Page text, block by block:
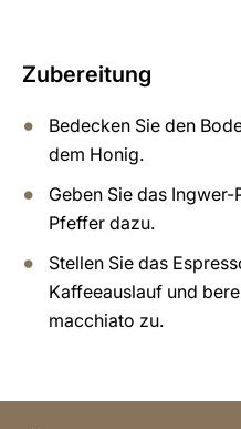
Zubereitung
Bedecken Sie den
dem Honig.
Geben Sie das
Pfeffer dazu.
Stellen Sie das
Kaffeeauslauf und
macchiato zu.